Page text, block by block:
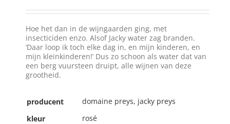
Zoeken
NL
Hoe het dan in de wijngaarden ging, met
insecticiden enzo. Alsof Jacky water zag branden.
‘Daar loop ik toch elke dag in, en mijn kinderen, en
mijn kleinkinderen!’ Dus zo schoon als water dat van
een berg vuursteen druipt, alle wijnen van deze
grootheid.
producent
domaine preys, jacky preys
kleur
rosé